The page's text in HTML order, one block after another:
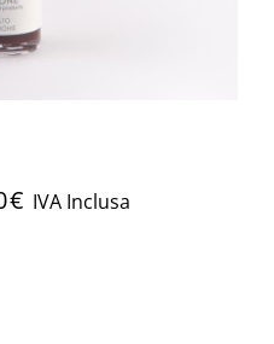
€ IVA Inclusa